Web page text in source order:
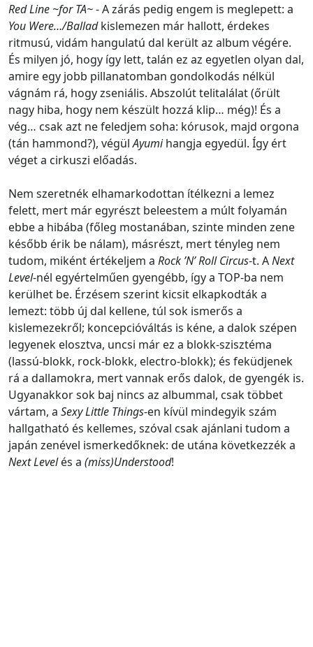
Red Line ~for TA~- A zárás pedig engem is meglepett: a
You Were…/Balladkislemezen már hallott, érdekes
ritmusú, vidám hangulatú dal került az album végére.
És milyen jó, hogy így lett, talán ez az egyetlen olyan dal,
amire egy jobb pillanatomban gondolkodás nélkül
vágnám rá, hogy zseniális. Abszolút telitalálat (őrült
nagy hiba, hogy nem készült hozzá klip… még)! És a
vég… csak azt ne feledjem soha: kórusok, majd orgona
(tán hammond?), végülAyumihangja egyedül. Így ért
véget a cirkuszi előadás.
Nem szeretnék elhamarkodottan ítélkezni a lemez
felett, mert már egyrészt beleestem a múlt folyamán
ebbe a hibába (főleg mostanában, szinte minden zene
később érik be nálam), másrészt, mert tényleg nem
tudom, miként értékeljem a Rock ’N’ Roll Circus-t. ANext
Level-nél egyértelműen gyengébb, így a TOP-ba nem
kerülhet be. Érzésem szerint kicsit elkapkodták a
lemezt: több új dal kellene, túl sok ismerős a
kislemezekről; koncepcióváltás is kéne, a dalok szépen
legyenek elosztva, uncsi már ez a blokk-szisztéma
(lassú-blokk, rock-blokk, electro-blokk); és feküdjenek
rá a dallamokra, mert vannak erős dalok, de gyengék is.
Ugyanakkor sok baj nincs az albummal, csak többet
vártam, a Sexy Little Things-en kívül mindegyik szám
hallgatható és kellemes, szóval csak ajánlani tudom a
japán zenével ismerkedőknek: de utána következzék a
Next Levelés a (miss)Understood!